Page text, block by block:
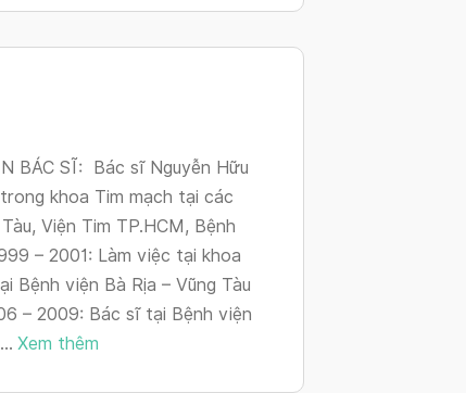
BÁC SĨ: Bác sĩ Nguyễn Hữu
khoa Tim mạch tại các
Viện Tim TP.HCM, Bệnh
– 2001: Làm việc tại khoa
Bệnh viện Bà Rịa – Vũng Tàu
– 2009: Bác sĩ tại Bệnh viện
Xem thêm